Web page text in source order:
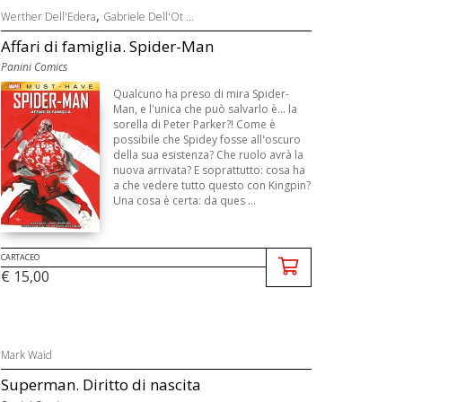
Werther Dell'Edera, Gabriele Dell'Ot ...
Affari di famiglia. Spider-Man
Panini Comics
Qualcuno ha preso di mira Spider-
Man, e l'unica che può salvarlo è... la
sorella di Peter Parker?! Come è
possibile che Spidey fosse all'oscuro
della sua esistenza? Che ruolo avrà la
nuova arrivata? E soprattutto: cosa ha
a che vedere tutto questo con Kingpin?
Una cosa è certa: da ques ...
CARTACEO
€ 15,00
Mark Waid
Superman. Diritto di nascita